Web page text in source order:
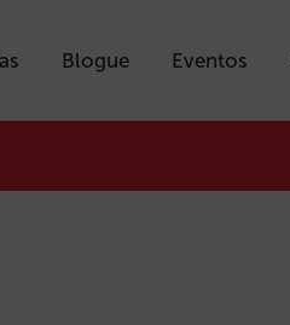
Blogue Eventos